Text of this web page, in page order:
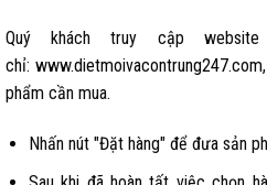
Quý khách truy cập
chỉ: www.dietmoivacontrung247.com
phẩm cần mua.
Nhấn nút "Đặt hàng" để đưa sản